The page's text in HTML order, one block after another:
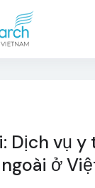
Dịch vụ
ở